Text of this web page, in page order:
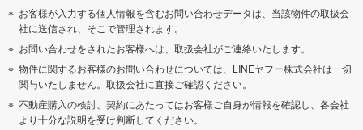
お客様が入力する個人情報を含むお問い合わせデータは、当該物件の取扱会
社に送信され、そこで管理されます。
お問い合わせをされたお客様へは、取扱会社がご連絡いたします。
物件に関するお客様のお問い合わせについては、LINEヤフー株式会社は一切
関与いたしません。取扱会社に直接ご確認ください。
不動産購入の検討、契約にあたってはお客様ご自身が情報を確認し、各会社
より十分な説明を受け判断してください。